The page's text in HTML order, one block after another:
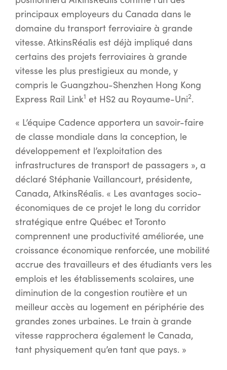
principaux employeurs du Canada dans le
domaine du transport ferroviaire à grande
vitesse. AtkinsRéalis est déjà impliqué dans
certains des projets ferroviaires à grande
vitesse les plus prestigieux au monde, y
compris le Guangzhou-Shenzhen Hong Kong
Express Rail Link1 et HS2 au Royaume-Uni2.
« L’équipe Cadence apportera un savoir-faire
de classe mondiale dans la conception, le
développement et l’exploitation des
infrastructures de transport de passagers », a
déclaré Stéphanie Vaillancourt, présidente,
Canada, AtkinsRéalis. « Les avantages socio-
économiques de ce projet le long du corridor
stratégique entre Québec et Toronto
comprennent une productivité améliorée, une
croissance économique renforcée, une mobilité
accrue des travailleurs et des étudiants vers les
emplois et les établissements scolaires, une
diminution de la congestion routière et un
meilleur accès au logement en périphérie des
grandes zones urbaines. Le train à grande
vitesse rapprochera également le Canada,
tant physiquement qu’en tant que pays. »